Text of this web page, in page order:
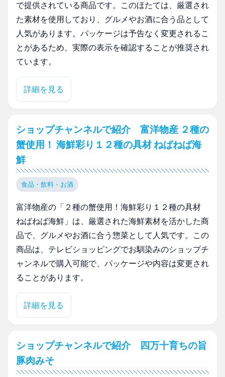
で提供されている商品です。このほたては、厳選され
た素材を使用しており、グルメやお酒に合う品として
人気があります。パッケージは予告なく変更されるこ
とがあるため、実際の表示を確認することが推奨され
ています。
詳細を見る
ショップチャンネルで紹介 富洋物産 ２種の
蟹使用！ 海鮮彩り１２種の具材 ねばねば海
鮮
食品・飲料・お酒
富洋物産の「２種の蟹使用！海鮮彩り１２種の具材
ねばねば海鮮」は、厳選された海鮮素材を活かした商
品で、グルメやお酒に合う惣菜として人気です。この
商品は、テレビショッピングでお馴染みのショップチ
ャンネルで購入可能で、パッケージや内容は変更され
ることがあります。
詳細を見る
ショップチャンネルで紹介 四万十育ちの旨
豚肉みそ